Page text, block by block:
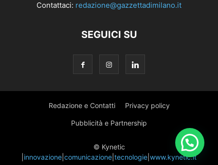
Contattaci: redazione@gazzettadimilano.it
SEGUICI SU
Redazione e Contatti Privacy policy
Pubblicità e Partnership
© Kynetic
innovazione comunicazione tecnologie www.kynetic.it